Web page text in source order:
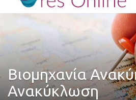
Βιομηχανία
Ανακύκλωση